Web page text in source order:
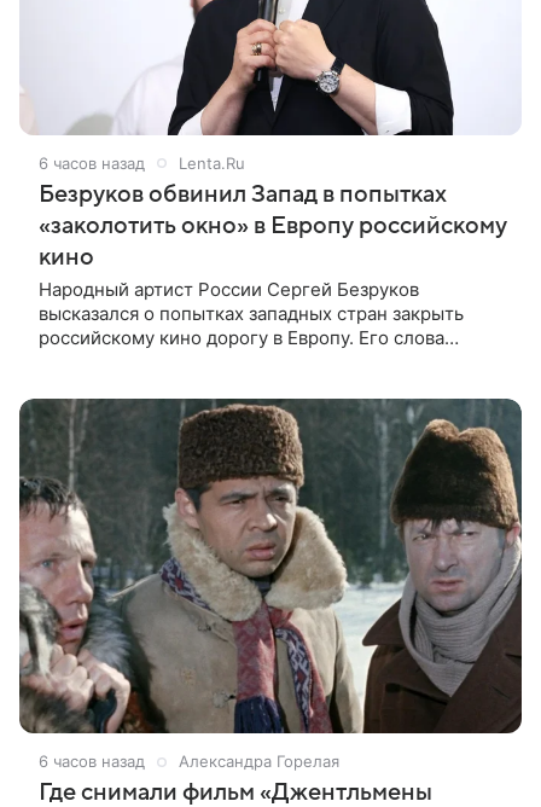
6 часов назад Lenta.Ru
Безруков обвинил Запад в попытках
«заколотить окно» в Европу российскому
кино
Народный артист России Сергей Безруков
высказался о попытках западных стран закрыть
российскому кино дорогу в Европу. Его слова
6 часов назад Александра Горелая
Где снимали фильм «Джентльмены